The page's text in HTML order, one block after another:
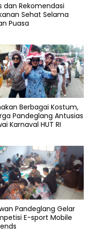
dan Rekomendasi
Sehat Selama
Puasa
Berbagai Kostum,
Pandeglang Antusias
Karnaval HUT RI
Pandeglang Gelar
E-sport Mobile